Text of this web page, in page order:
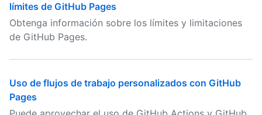
límites de GitHub Pages
Obtenga información sobre los límites y limitaciones
de GitHub Pages.
Uso de flujos de trabajo personalizados con GitHub
Pages